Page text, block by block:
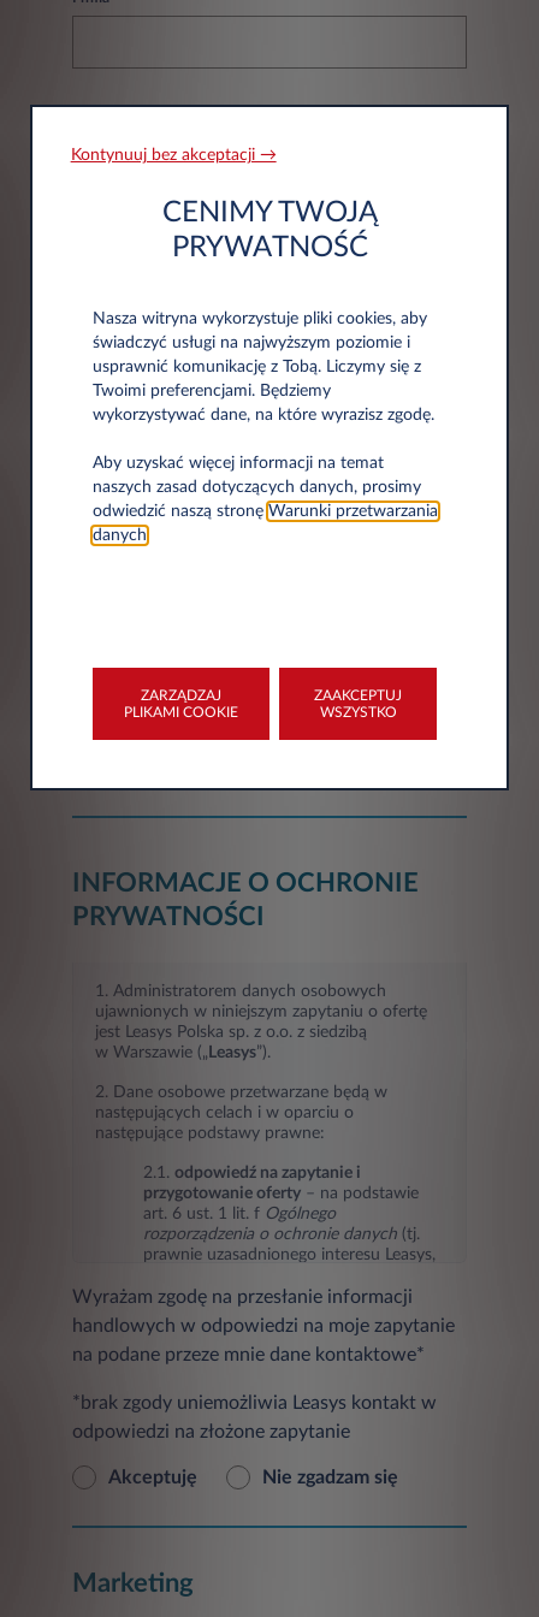
Informacje adresowe
Kod pocztowy*
Miasto*
INFORMACJE O OCHRONIE
PRYWATNOŚCI
1. Administratorem danych osobowych
ujawnionych w niniejszym zapytaniu o ofertę
jest Leasys Polska sp. z o.o. z siedzibą
w Warszawie („ Leasys”).
2. Dane osobowe przetwarzane będą w
następujących celach i w oparciu o
następujące podstawy prawne:
2.1. odpowiedź na zapytanie i
przygotowanie oferty – na podstawie
art. 6 ust. 1 lit. f Ogólnego
rozporządzenia o ochronie danych (tj.
prawnie uzasadnionego interesu Leasys,
przygotowanie oferty),
2.2. marketing Leasys oraz podmiotów
trzecich(przesyłanie informacji
produktach, usługach, ofertach
promocyjnych, nowościach i
wydarzeniach oraz badaniach
ust. 1 lit. a
Ogólnego rozporządzenia o
2.3ustalanie, dochodzenie
ewentualnych roszczeń lub obrona przed
Wyrażam zgodę na przesłanie informacji
handlowych w odpowiedzi na moje zapytanie
na podane przeze mnie dane kontaktowe*
*brak zgody uniemożliwia Leasys kontakt w
odpowiedzi na złożone zapytanie
Akceptuję Nie zgadzam się
Marketing
Kontynuuj bez akceptacji →
CENIMY TWOJĄ
PRYWATNOŚĆ
Nasza witryna wykorzystuje pliki cookies, aby
świadczyć usługi na najwyższym poziomie i
usprawnić komunikację z Tobą. Liczymy się z
Twoimi preferencjami. Będziemy
wykorzystywać dane, na które wyrazisz zgodę.
Aby uzyskać więcej informacji na temat
naszych zasad dotyczących danych, prosimy
odwiedzić naszą stronę Warunki przetwarzania
danych.
ZARZĄDZAJ
PLIKAMI COOKIE
ZAAKCEPTUJ
WSZYSTKO